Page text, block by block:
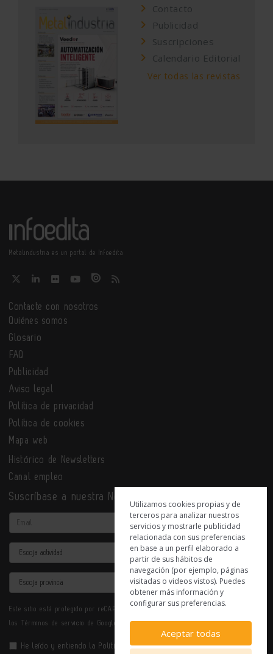
Contacto
Publicidad
Suscripciones
Calendario Editorial
Ver todas las revistas
Metalindustria es un portal de Infoedita
Contacte con nosotros
Quiénes somos
Glosario
FAQ
Publicidad
Aviso legal
Política de privacidad
Política de cookies
Mapa web
Histórico de Newsletters
Canal empleo
Suscríbase a nuestra Newsletter
Email
Actividad
Provincia
Este sitio está protegido por reCAPTCHA y se aplican la
los Términos de servicio de Google.
He leído y entiendo la Política de Privacidad
Utilizamos cookies propias y de
terceros para analizar nuestros
servicios y mostrarle publicidad
relacionada con sus preferencias
en base a un perfil elaborado a
partir de sus hábitos de
navegación (por ejemplo, páginas
visitadas o videos vistos). Puedes
obtener más información y
configurar sus preferencias.
Aceptar todas